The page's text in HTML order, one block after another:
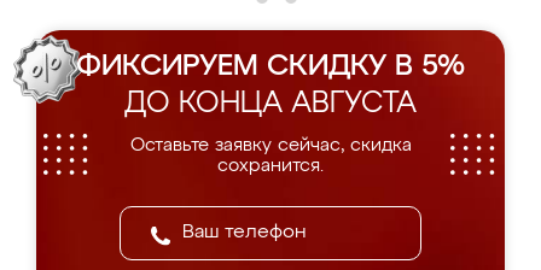
ФИКСИРУЕМ СКИДКУ В 5%
ДО КОНЦА АВГУСТА
Оставьте заявку сейчас, скидка
сохранится.